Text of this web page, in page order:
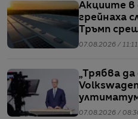
Акциите в
грейнаха
Тръмп
07.08.2026 / 11:11
„Трябва да
начело на
07.08.2026 /